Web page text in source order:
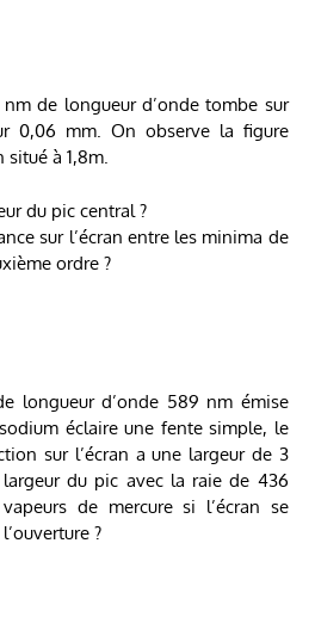
de longueur d’onde tombe sur
0,06 mm. On observe la figure
situé à 1,8m.
du pic central ?
sur l’écran entre les minima de
ordre ?
longueur d’onde 589 nm émise
éclaire une fente simple, le
sur l’écran a une largeur de 3
du pic avec la raie de 436
de mercure si l’écran se
?